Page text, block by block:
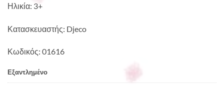
Ηλικία: 3+
Κατασκευαστής: Djeco
Κωδικός: 01616
Εξαντλημένο